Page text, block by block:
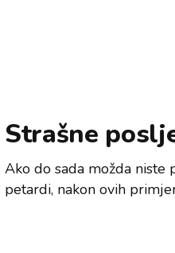
Strašne
Ako do sada možda niste
petardi, nakon ovih